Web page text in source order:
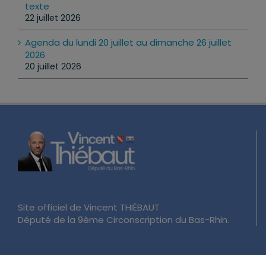
texte
22 juillet 2026
Agenda du lundi 20 juillet au dimanche 26 juillet
2026
20 juillet 2026
Site officiel de Vincent THIÉBAUT
Député de la 9ème Circonscription du Bas-Rhin.